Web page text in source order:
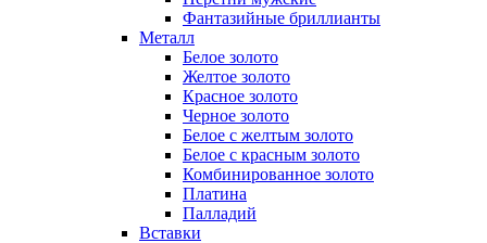
Фантазийные бриллианты
Металл
Белое золото
Желтое золото
Красное золото
Черное золото
Белое с желтым золото
Белое с красным золото
Комбинированное золото
Платина
Палладий
Вставки